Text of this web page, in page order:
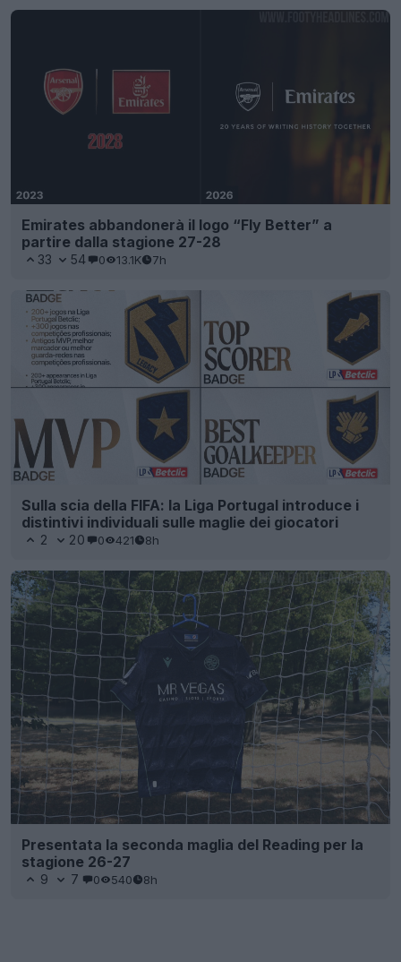
Emirates abbandonerà il logo “Fly Better” a
partire dalla stagione 27-28
33 54 0 13.1K 7h
Sulla scia della FIFA: la Liga Portugal introduce i
distintivi individuali sulle maglie dei giocatori
2 20 0 421 8h
Presentata la seconda maglia del Reading per la
stagione 26-27
9 7 0 540 8h